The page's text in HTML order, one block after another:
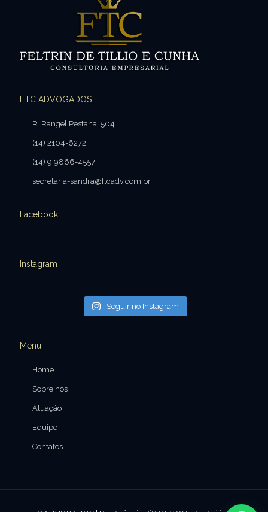
FTC ADVOGADOS
R. Rangel Pestana, 504
(14) 2104-6272
(14) 9.9866-4557
secretaria-sandra@ftcadv.com.br
Facebook
Instagram
Seguir no Instagram
Menu
Home
Sobre nós
Atuação
Equipe
Contatos